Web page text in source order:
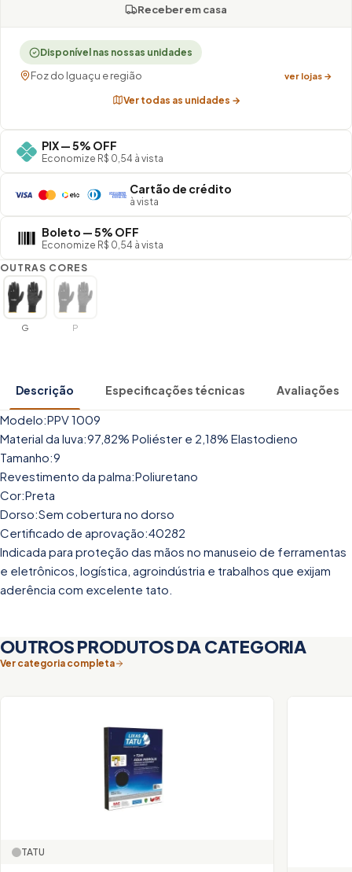
Receber em casa
Disponível nas nossas unidades
Foz do Iguaçu e região ver lojas →
Ver todas as unidades →
PIX — 5% OFF
Economize R$ 0,54 à vista
Cartão de crédito
à vista
Boleto — 5% OFF
Economize R$ 0,54 à vista
OUTRAS CORES
G P
Descrição Especificações técnicas Avaliações
Modelo:PPV 1009
Material da luva:97,82% Poliéster e 2,18% Elastodieno
Tamanho:9
Revestimento da palma:Poliuretano
Cor:Preta
Dorso:Sem cobertura no dorso
Certificado de aprovação:40282
Indicada para proteção das mãos no manuseio de ferramentas
e eletrônicos, logística, agroindústria e trabalhos que exijam
aderência com excelente tato.
OUTROS PRODUTOS DA CATEGORIA
Ver categoria completa
TATU